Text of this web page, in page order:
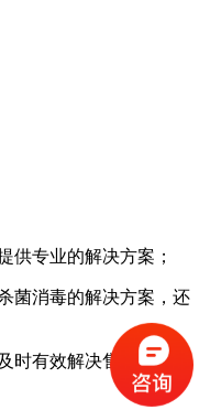
供专业的解决方案；
菌消毒的解决方案，还
时有效解决售后问题；